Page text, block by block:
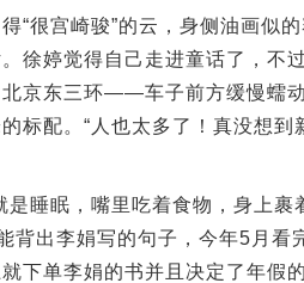
很宫崎骏”的云，身侧油画似的
徐婷觉得自己走进童话了，不
京东三环——车子前方缓慢蠕
标配。“人也太多了！真没想到
睡眠，嘴里吃着食物，身上裹
背出李娟写的句子，今年5月看
下单李娟的书并且决定了年假